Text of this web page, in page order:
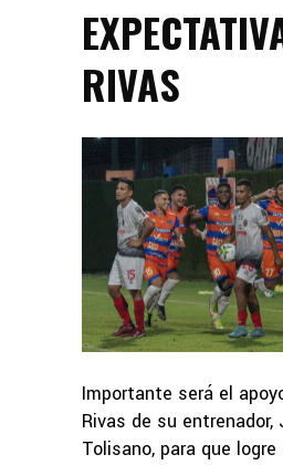
RIVAS
Importante será el
Rivas de su entrenador,
Tolisano, para que